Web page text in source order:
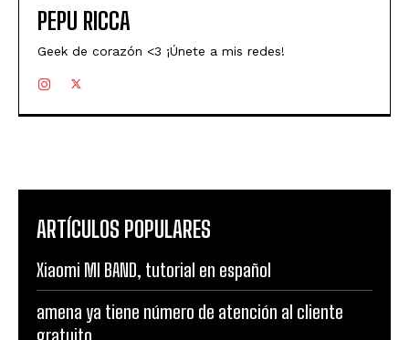
PEPU RICCA
Geek de corazón <3 ¡Únete a mis redes!
ARTÍCULOS POPULARES
Xiaomi MI BAND, tutorial en español
amena ya tiene número de atención al cliente